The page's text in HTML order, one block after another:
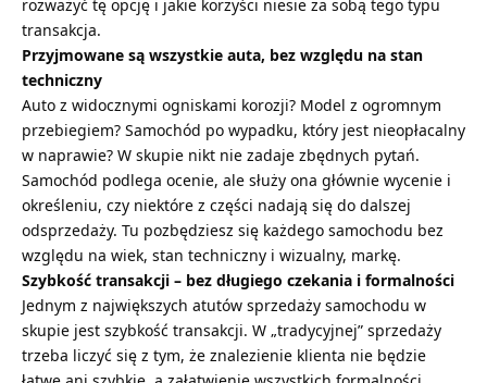
rozważyć tę opcję i jakie korzyści niesie za sobą tego typu
transakcja.
Przyjmowane są wszystkie auta, bez względu na stan
techniczny
Auto z widocznymi ogniskami korozji? Model z ogromnym
przebiegiem? Samochód po wypadku, który jest nieopłacalny
w naprawie? W skupie nikt nie zadaje zbędnych pytań.
Samochód podlega ocenie, ale służy ona głównie wycenie i
określeniu, czy niektóre z części nadają się do dalszej
odsprzedaży. Tu pozbędziesz się każdego samochodu bez
względu na wiek, stan techniczny i wizualny, markę.
Szybkość transakcji – bez długiego czekania i formalności
Jednym z największych atutów sprzedaży samochodu w
skupie jest szybkość transakcji. W „tradycyjnej” sprzedaży
trzeba liczyć się z tym, że znalezienie klienta nie będzie